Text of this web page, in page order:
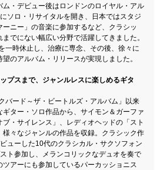
・デビュー後はロンドンのロイヤル・アル
ソロ・リサイタルを開き、日本ではスタジ
ニー」の音楽に参加するなど、クラシッ
でにない幅広い分野で活躍してきました。
一時休止し、治療に専念、その後、徐々に
のアルバム・リリースが実現しました。
プスまで、ジャンルレスに楽しめるギタ
バード～ザ・ビートルズ・アルバム」以来
ギター・ソロ作品から、サイモン＆ガーファ
・サイレンス」、レディオヘッドの「スト
様々なジャンルの作品を収録。クラシック作
ューした10代のクラシカル・サクソフォン
ト参加し、メランコリックなデュオを奏で
アーにも参加しているパーカッショニス